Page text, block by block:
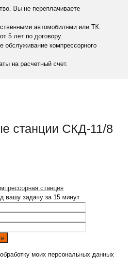
Вы не переплачиваете
автомобилями или ТК.
5 лет по договору.
обслуживание компрессорного
на расчетный счет.
станции СКД-11/8
станция
вашу задачу за 15 минут
моих персональных данных